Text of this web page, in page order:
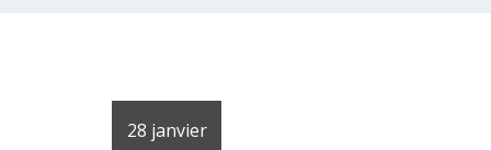
28 janvier